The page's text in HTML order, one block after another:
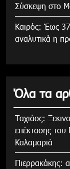
Σύσκεψη στο
Καιρός: Έως
αναλυτικά η
Όλα τα
Tαχιάος:
επέκτασης
Καλαμαριά
Πιερρακάκης: